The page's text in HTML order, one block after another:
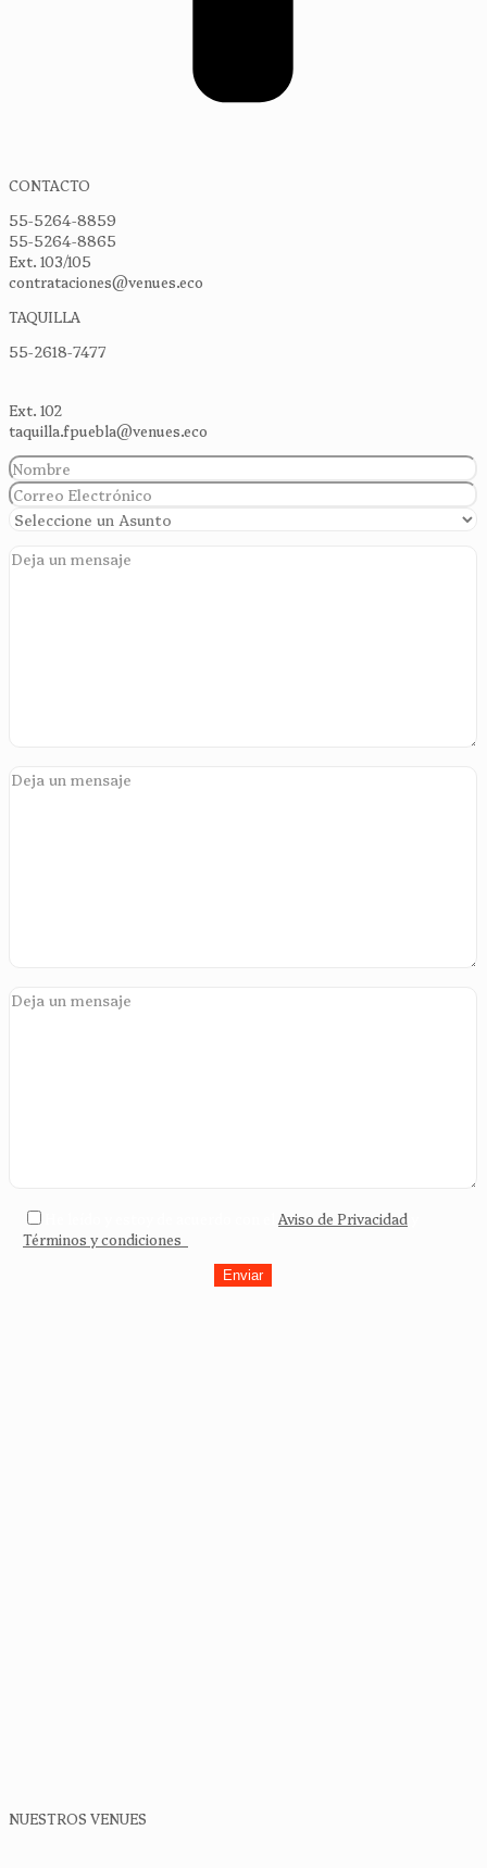
CONTACTO
55-5264-8859
55-5264-8865
Ext. 103/105
contrataciones@venues.eco
TAQUILLA
55-2618-7477
Ext. 102
taquilla.fpuebla@venues.eco
Aviso de Privacidad
Términos y condiciones
NUESTROS VENUES